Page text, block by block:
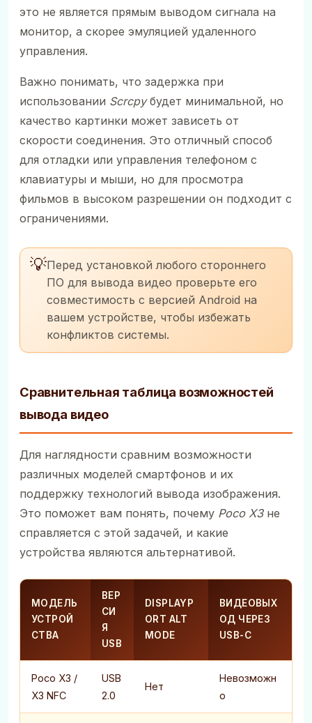
это не является прямым выводом сигнала на
монитор, а скорее эмуляцией удаленного
управления.
Важно понимать, что задержка при
использовании Scrcpyбудет минимальной, но
качество картинки может зависеть от
скорости соединения. Это отличный способ
для отладки или управления телефоном с
клавиатуры и мыши, но для просмотра
фильмов в высоком разрешении он подходит с
ограничениями.
💡Перед установкой любого стороннего
ПО для вывода видео проверьте его
совместимость с версией Android на
вашем устройстве, чтобы избежать
конфликтов системы.
Сравнительная таблица возможностей
вывода видео
Для наглядности сравним возможности
различных моделей смартфонов и их
поддержку технологий вывода изображения.
Это поможет вам понять, почему Poco X3не
справляется с этой задачей, и какие
устройства являются альтернативой.
МОДЕЛЬ
УСТРОЙ
СТВА
ВЕР
СИ
Я
USB
DISPLAYP
ORT ALT
MODE
ВИДЕОВЫХ
ОД ЧЕРЕЗ
USB-C
Poco X3 /
X3 NFC
USB
2.0
Нет
Невозможн
о